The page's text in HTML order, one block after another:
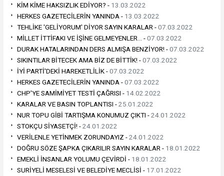
KİM KİME HAKSIZLIK EDİYOR? - 13.03.2022
HERKES GAZETECİLERİN YANINDA - 13.03.2022
TEHLİKE 'GELİYORUM' DİYOR SAYIN KARALAR -07.03.2022
MİLLET İTTİFAKI VE İŞİNE GELMEYENLER… -07.03.2022
DURAK HATALARINDAN DERS ALMIŞA BENZİYOR! -07.03.2022
SIKINTILAR BİTECEK AMA BİZ DE BİTTİK! -07.03.2022
İYİ PARTİ'DEKİ HAREKETLİLİK -07.03.2022
HERKES GAZETECİLERİN YANINDA -07.03.2022
CHP'YE SAMİMİYET TESTİ ÇAĞRISI - 14.02.2022
KARALAR VE BASIN TOPLANTISI -25.01.2022
NUR TOPU GİBİ TARTIŞMA KONUMUZ ÇIKTI -24.01.2022
STOKÇU SİYASETÇİ! -24.01.2022
VERİLENLE YETİNMEK ZORUNDAYIZ -24.01.2022
DOĞRU SÖZE ŞAPKA ÇIKARILIR SAYIN KARALAR - 18.01.2022
EMEKLİ İNSANLAR YOLUMU ÇEVİRDİ - 18.01.2022
SURİYELİ MESELESİ VE BELEDİYE MECLİSİ - 17.01.2022